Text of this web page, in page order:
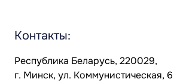
Контакты:
Республика Беларусь, 220029,
г. Минск, ул. Коммунистическая, 6